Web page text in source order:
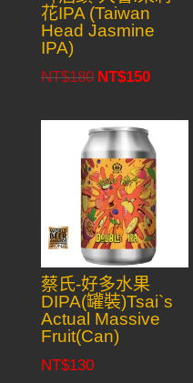
花IPA (Taiwan
Head Jasmine
IPA)
NT$180 Original
was:
NT$180.
NT$150Current
is:
NT$150.
蔡氏-好多水果
DIPA(罐裝)Tsai`s
Actual Massive
Fruit(Can)
NT$130